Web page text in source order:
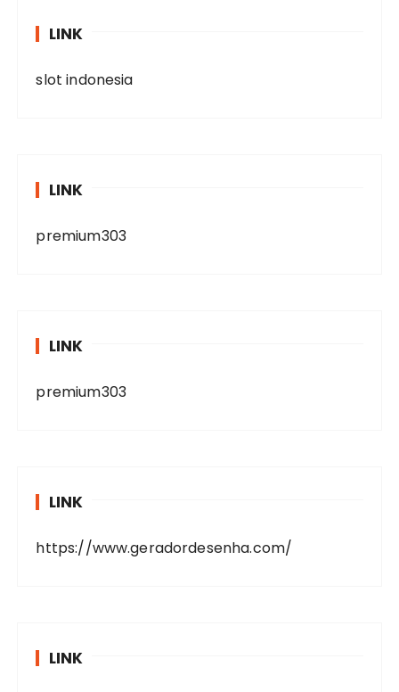
LINK
slot indonesia
LINK
premium303
LINK
premium303
LINK
https://www.geradordesenha.com/
LINK